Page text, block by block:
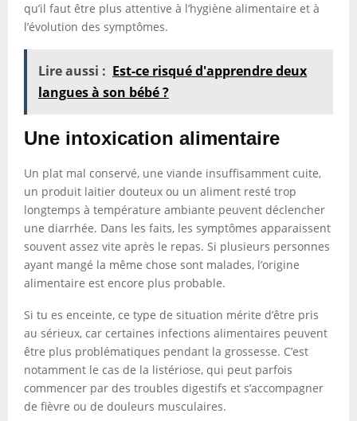
qu’il faut être plus attentive à l’hygiène alimentaire et à
l’évolution des symptômes.
Lire aussi : Est-ce risqué d'apprendre deux
langues à son bébé ?
Une intoxication alimentaire
Un plat mal conservé, une viande insuffisamment cuite,
un produit laitier douteux ou un aliment resté trop
longtemps à température ambiante peuvent déclencher
une diarrhée. Dans les faits, les symptômes apparaissent
souvent assez vite après le repas. Si plusieurs personnes
ayant mangé la même chose sont malades, l’origine
alimentaire est encore plus probable.
Si tu es enceinte, ce type de situation mérite d’être pris
au sérieux, car certaines infections alimentaires peuvent
être plus problématiques pendant la grossesse. C’est
notamment le cas de la listériose, qui peut parfois
commencer par des troubles digestifs et s’accompagner
de fièvre ou de douleurs musculaires.